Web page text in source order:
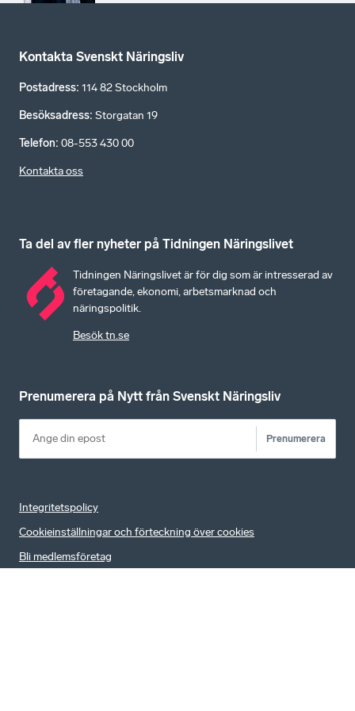
Kontakta Svenskt Näringsliv
Postadress: 114 82 Stockholm
Besöksadress: Storgatan 19
Telefon: 08-553 430 00
Kontakta oss
Ta del av fler nyheter på Tidningen Näringslivet
Tidningen Näringslivet är för dig som är intresserad av
företagande, ekonomi, arbetsmarknad och
näringspolitik.
Besök tn.se
Prenumerera på Nytt från Svenskt Näringsliv
Prenumerera
Integritetspolicy
Cookieinställningar och förteckning över cookies
Bli medlemsföretag